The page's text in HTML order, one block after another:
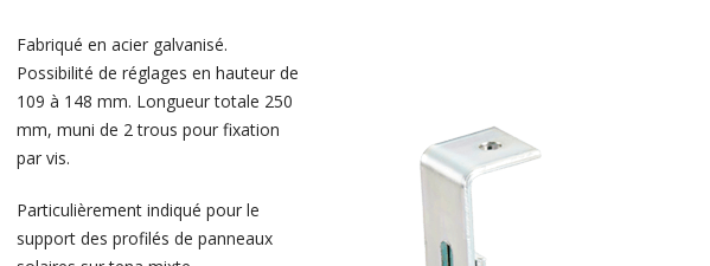
Fabriqué en acier galvanisé.
Possibilité de réglages en hauteur de
109 à 148 mm. Longueur totale 250
mm, muni de 2 trous pour fixation
par vis.
Particulièrement indiqué pour le
support des profilés de panneaux